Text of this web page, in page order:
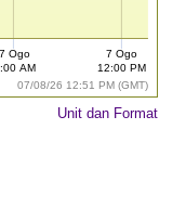
07/08/26 12:51 PM (GMT)
7 Ogo
AM
7 Ogo
12:00 PM
Unit dan Format